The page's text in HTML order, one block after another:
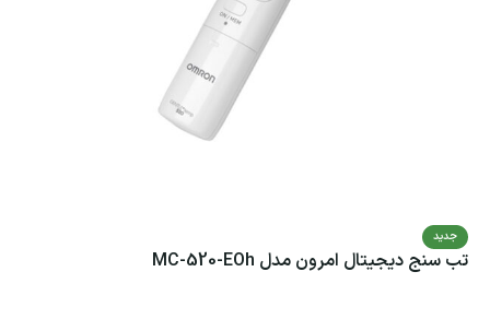
جدید
تب سنج دیجیتال امرون مدل MC-520-EOh